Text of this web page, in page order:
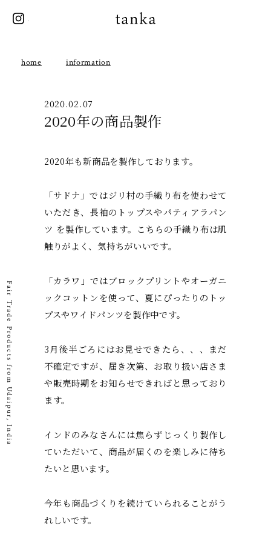
home information
2020.02.07
2020年の商品製作
2020年も新商品を製作しております。
「サドナ」ではジリ村の手織り布を使わせて
いただき、長袖のトップスやパティアラパン
ツ を製作しています。こちらの手織り布は肌
触りがよく、気持ちがいいです。
「カラワ」ではブロックプリントやオーガニ
ックコットンを使って、夏にぴったりのトッ
プスやワイドパンツを製作中です。
3月後半ごろにはお見せできたら、、、まだ
不確定ですが、届き次第、お取り扱い店さま
や販売時期をお知らせできればと思っており
ます。
インドのみなさんには焦らずじっくり製作し
ていただいて、商品が届くのを楽しみに待ち
たいと思います。
今年も商品づくりを続けていられることがう
れしいです。
Fair Trade Products from Udaipur, India